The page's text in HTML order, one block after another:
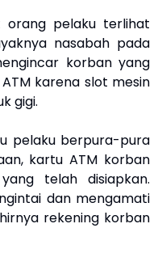
orang pelaku terlihat
nasabah pada
korban yang
karena slot mesin
gigi.
pelaku berpura-pura
kartu ATM korban
telah disiapkan.
dan mengamati
rekening korban